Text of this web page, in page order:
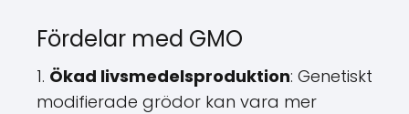
Fördelar med GMO
1. Ökad livsmedelsproduktion: Genetiskt
modifierade grödor kan vara mer